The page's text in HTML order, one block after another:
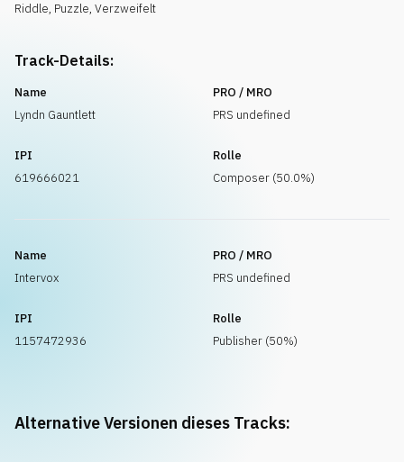
Riddle, Puzzle, Verzweifelt
Track-Details:
Name
Lyndn Gauntlett
PRO / MRO
PRS undefined
IPI
619666021
Rolle
Composer (50.0%)
Name
Intervox
PRO / MRO
PRS undefined
IPI
1157472936
Rolle
Publisher (50%)
Alternative Versionen dieses Tracks: